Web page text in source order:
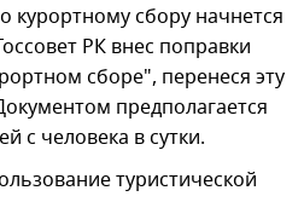
курортному сбору начнется
РК внес поправки
сборе", перенеся эту
предполагается
с человека в сутки.
туристической